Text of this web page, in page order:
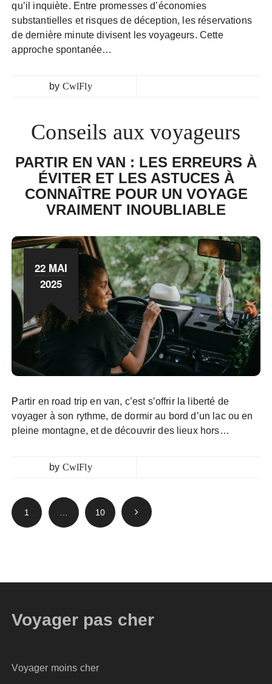
qu’il inquiète. Entre promesses d’économies
substantielles et risques de déception, les réservations
de dernière minute divisent les voyageurs. Cette
approche spontanée…
by CwlFly
Conseils aux voyageurs
PARTIR EN VAN : LES ERREURS À
ÉVITER ET LES ASTUCES À
CONNAÎTRE POUR UN VOYAGE
VRAIMENT INOUBLIABLE
22 MAI
2025
Partir en road trip en van, c’est s’offrir la liberté de
voyager à son rythme, de dormir au bord d’un lac ou en
pleine montagne, et de découvrir des lieux hors…
by CwlFly
Pagination
des
1 … 10
Voyager pas cher
Voyager moins cher